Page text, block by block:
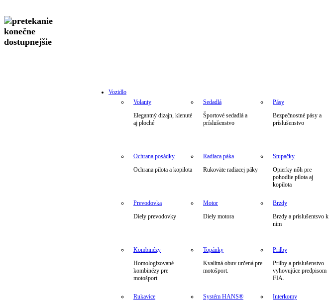
Vozidlo
Volanty
Elegantný dizajn, klenuté
aj ploché
Sedadlá
Športové sedadlá a
príslušenstvo
Pásy
Bezpečnostné pásy a
príslušenstvo
Ochrana posádky
Ochrana pilota a kopilota
Radiaca páka
Rukoväte radiacej páky
Stupačky
Opierky nôh pre
pohodlie pilota aj
kopilota
Prevodovka
Diely prevodovky
Motor
Diely motora
Brzdy
Brzdy a príslušentsvo k
nim
Kombinézy
Homologizované
kombinézy pre
motošport
Topánky
Kvalitná obuv určená pre
motošport.
Prilby
Prilby a príslušenstvo
vyhovujúce predpisom
FIA.
Rukavice
Systém HANS®
Interkomy